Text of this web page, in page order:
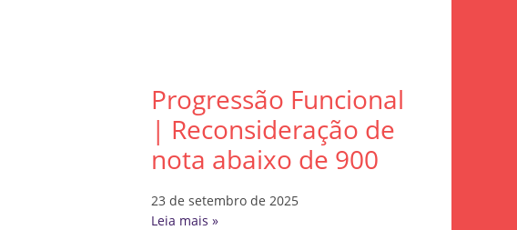
Progressão Funcional
| Reconsideração de
nota abaixo de 900
23 de setembro de 2025
Leia mais »